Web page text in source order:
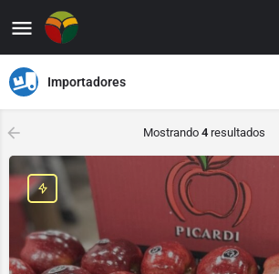
Importadores
Mostrando 4 resultados